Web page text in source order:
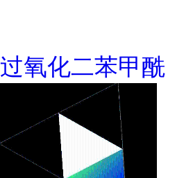
过氧化二苯甲酰